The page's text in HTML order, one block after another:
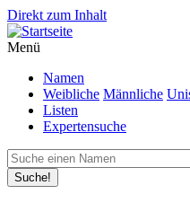
Direkt zum Inhalt
Menü
Namen
Weibliche Männliche
Listen
Expertensuche
Suche!